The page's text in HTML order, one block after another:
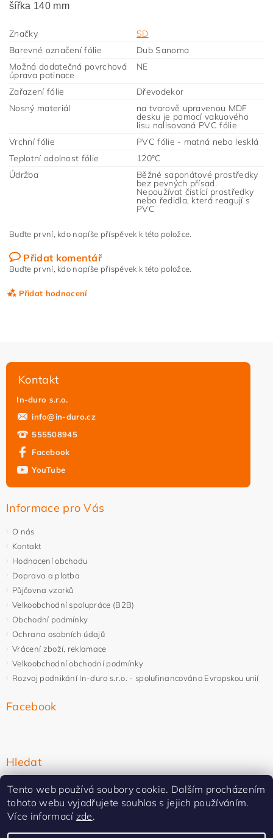
šířka 140 mm
Značky
SD
Barevné označení fólie
Dub Sanoma
Možná dodatečná povrchová
úprava patinace
NE
Zařazení fólie
Dřevodekor
Nosný materiál
na tvarově upravenou MDF
desku je pomocí vakuového
lisu nalisovaná PVC fólie
Vrchní fólie
PVC fólie - matná nebo lesklá
Teplotní odolnost fólie
120°C
Údržba
Běžné saponátové prostředky
bez pevných přísad.
Nepoužívat čistící prostředky
nebo ředidla, která reagují s
PVC
Buďte první, kdo napíše příspěvek k této položce.
Přidat komentář
Buďte první, kdo napíše příspěvek k této položce.
Přidat hodnocení
osobních údajů
Kontakt
In-duro s.r.o.
info@in-duro.cz
555508945
Facebook
YouTube
Informace pro Vás
O nás
Kontakt
Hodnocení obchodu
Doprava a platba
Půjčovna vzorků
Velkoobchodní spolupráce (B2B)
Obchodní podmínky
Ochrana osobních údajů
Vrácení zboží, reklamace
Velkoobchodní obchodní podmínky
Rozvoj podnikání In-duro s.r.o. - spolufinancováno Evropskou unií
Facebook
Hledat
Tento web používá soubory cookie. Dalším procházením
tohoto webu vyjadřujete souhlas s jejich používáním.
Více informací zde.